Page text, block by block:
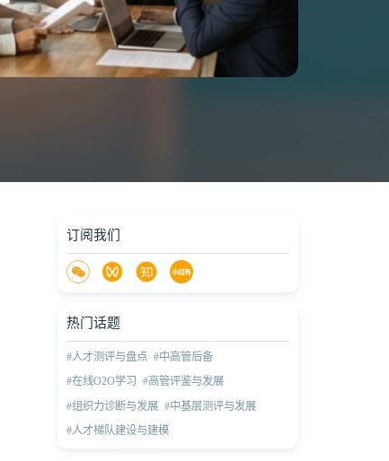
订阅我们
热门话题
#人才测评与盘点 #中高管后备
#在线O2O学习 #高管评鉴与发展
#组织力诊断与发展 #中基层测评与发展
#人才梯队建设与建模